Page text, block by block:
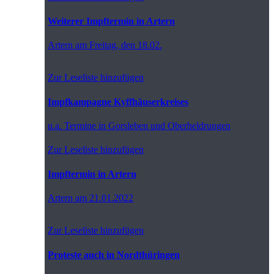
Weiterer Impftermin in Artern
Artern am Freitag, den 18.02.
Zur Leseliste hinzufügen
Impfkampagne Kyffhäuserkreises
u.a. Termine in Gorsleben und Oberheldrungen
Zur Leseliste hinzufügen
Impftermin in Artern
Artern am 21.01.2022
Zur Leseliste hinzufügen
Proteste auch in Nordthüringen